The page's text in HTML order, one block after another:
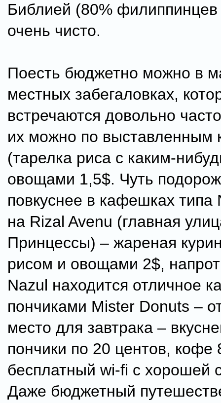
Библией (80% филиппинцев
очень чисто.
Поесть бюджетно можно в
местных забегаловках,
встречаются довольно
их можно по выставленным
(тарелка риса с каким-
овощами 1,5$. Чуть
повкуснее в кафешках типа
на Rizal Avenu (главная
Принцессы) – жареная
рисом и овощами 2$,
Nazul находится отличное
пончиками Mister Donuts –
место для завтрака –
пончики по 20 центов, кофе
бесплатный wi-fi с хорошей
Даже бюджетный